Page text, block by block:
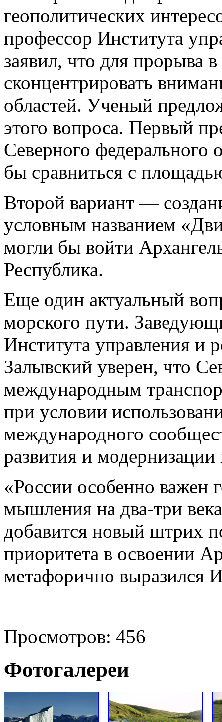
геополитических
профессор Института
заявил, что для прорыва
сконцентрировать
областей. Ученый
этого вопроса. Первый
Северного федерального
бы сравниться с
Второй вариант —
условным названием
могли бы войти
Республика.
Еще один актуальный
морского пути.
Института управления
Залывский уверен, что
международным
при условии
международного
развития и
«России особенно важен
мышления на два-три
добавится новый штрих
приоритета в освоении
метафорично выразился
Просмотров: 456
Фотогалереи